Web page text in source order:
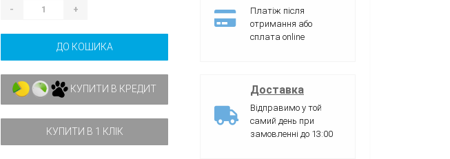
- +
ДО КОШИКА
КУПИТИ В КРЕДИТ
КУПИТИ В 1 КЛІК
Платіж після
отримання або
сплата online
Доставка
Відправимо у той
самий день при
замовленні до 13:00